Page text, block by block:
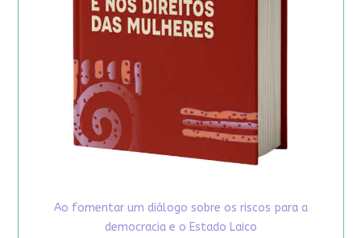
Ao fomentar um diálogo sobre os riscos para a
democracia e o Estado Laico